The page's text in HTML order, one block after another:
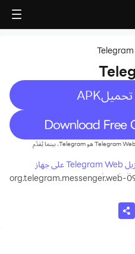
recommendتحميلAPK
كيفية تنزيل Telegram Web على جهاز
الخاص بكآخر تحديث: 2024-09-org.telegram.messenger.web